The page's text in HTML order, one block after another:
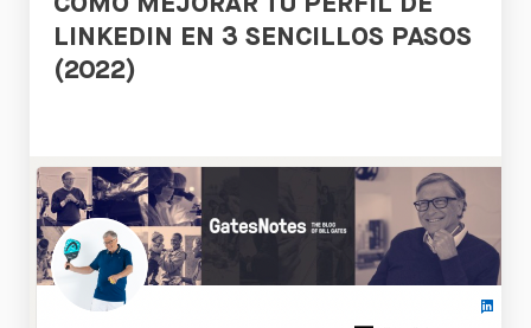
LINKEDIN EN 3 SENCILLOS PASOS
(2022)